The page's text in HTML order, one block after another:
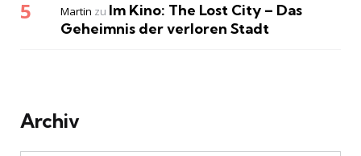
Martin zu Im Kino: The Lost City – Das
Geheimnis der verloren Stadt
Archiv